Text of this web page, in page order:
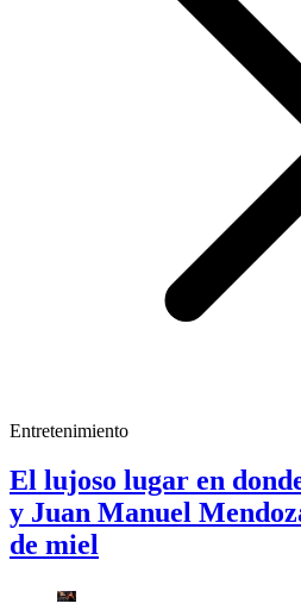
Entretenimiento
El lujoso lugar en
y Juan Manuel
de miel